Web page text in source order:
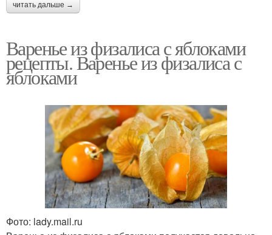
читать дальше →
Варенье из физалиса с яблоками
рецепты. Варенье из физалиса с
яблоками
Фото: lady.mail.ru